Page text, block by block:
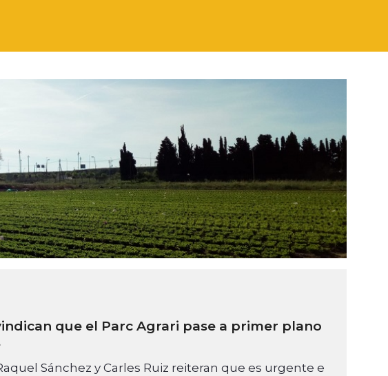
que el Parc Agrari pase a primer plano
Sánchez y Carles Ruiz reiteran que es urgente e